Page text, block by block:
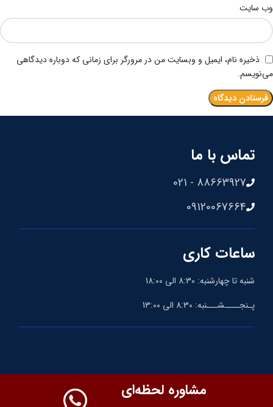
وب‌ سایت
ذخیره نام، ایمیل و وبسایت من در مرورگر برای زمانی که دوباره دیدگاهی
می‌نویسم.
تماس با ما
88663927 - 021
09120067664
ساعات کاری
شنبه تا چهارشنبه: 8:30 الی 18:00
پـنجــــشـــنبه: 8:30 الی 13:00
مشاوره لحظه‌ای